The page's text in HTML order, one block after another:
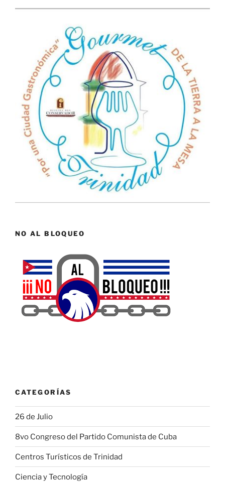
NO AL BLOQUEO
CATEGORÍAS
26 de Julio
8vo Congreso del Partido Comunista de Cuba
Centros Turísticos de Trinidad
Ciencia y Tecnología